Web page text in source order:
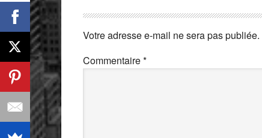
Votre adresse e-mail ne sera pas publiée.
Commentaire*